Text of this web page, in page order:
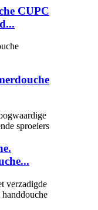
CUPC